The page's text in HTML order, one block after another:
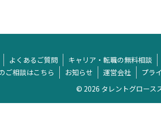
よくあるご質問 キャリア・転職の無料相談
ご相談はこちら
お知らせ 運営会社 プラ
© 2026 タレントグロース